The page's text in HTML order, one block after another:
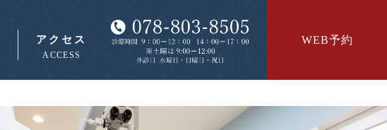
アクセス
ACCESS
WEB予約